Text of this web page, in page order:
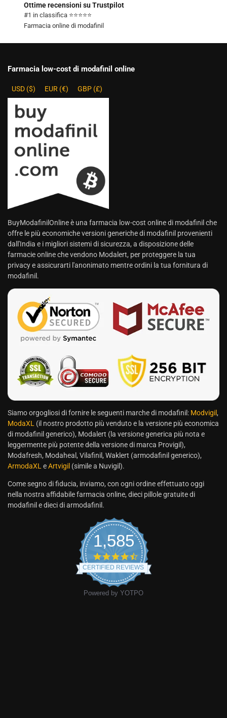
Ottime recensioni su Trustpilot
#1 in classifica ⭐⭐⭐⭐⭐
Farmacia online di modafinil
Farmacia low-cost di modafinil online
USD ($) EUR (€) GBP (£)
BuyModafinilOnline è una farmacia low-cost online di modafinil che
offre le più economiche versioni generiche di modafinil provenienti
dall'India e i migliori sistemi di sicurezza, a disposizione delle
farmacie online che vendono Modalert, per proteggere la tua
privacy e assicurarti l'anonimato mentre ordini la tua fornitura di
modafinil.
Siamo orgogliosi di fornire le seguenti marche di modafinil: Modvigil,
ModaXL (il nostro prodotto più venduto e la versione più economica
di modafinil generico), Modalert (la versione generica più nota e
leggermente più potente della versione di marca Provigil),
Modafresh, Modaheal, Vilafinil, Waklert (armodafinil generico),
ArmodaXLeArtvigil (simile a Nuvigil).
Come segno di fiducia, inviamo, con ogni ordine effettuato oggi
nella nostra affidabile farmacia online, dieci pillole gratuite di
modafinil e dieci di armodafinil.
1,585
CERTIFIED REVIEWS
Powered by YOTPO